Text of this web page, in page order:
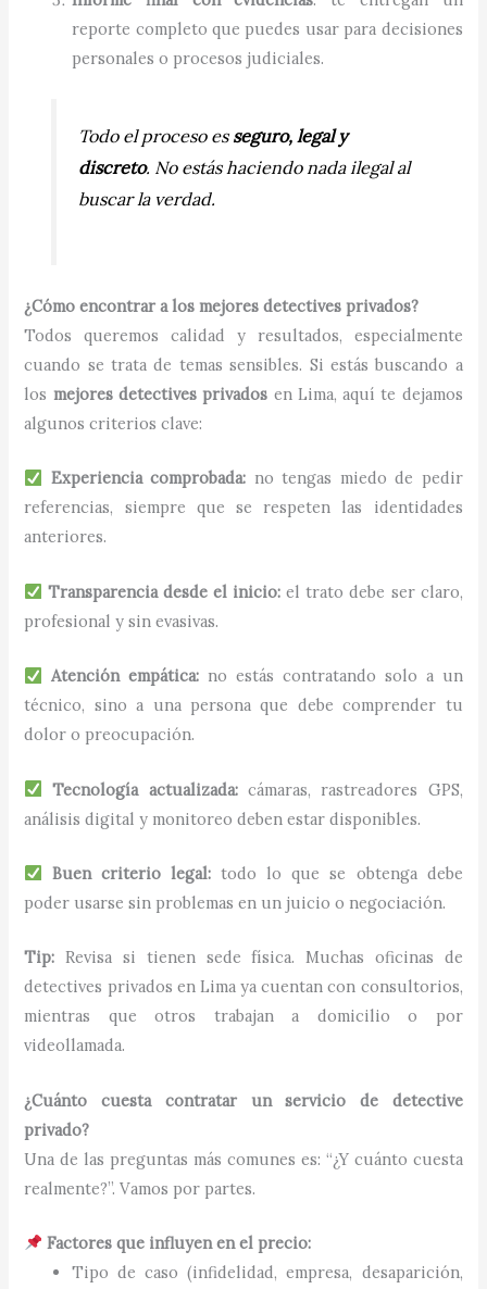
reporte completo que puedes usar para decisiones
personales o procesos judiciales.
Todo el proceso es seguro, legal y
discreto. No estás haciendo nada ilegal al
buscar la verdad.
¿Cómo encontrar a los mejores detectives privados?
Todos queremos calidad y resultados, especialmente
cuando se trata de temas sensibles. Si estás buscando a
los mejores detectives privados en Lima, aquí te dejamos
algunos criterios clave:
Experiencia comprobada: no tengas miedo de pedir
referencias, siempre que se respeten las identidades
anteriores.
Transparencia desde el inicio: el trato debe ser claro,
profesional y sin evasivas.
Atención empática:no estás contratando solo a un
técnico, sino a una persona que debe comprender tu
dolor o preocupación.
Tecnología actualizada:cámaras, rastreadores GPS,
análisis digital y monitoreo deben estar disponibles.
Buen criterio legal: todo lo que se obtenga debe
poder usarse sin problemas en un juicio o negociación.
Tip: Revisa si tienen sede física. Muchas oficinas de
detectives privados en Lima ya cuentan con consultorios,
mientras que otros trabajan a domicilio o por
videollamada.
¿Cuánto cuesta contratar un servicio de detective
privado?
Una de las preguntas más comunes es: “¿Y cuánto cuesta
realmente?”. Vamos por partes.
Factores que influyen en el precio:
Tipo de caso (infidelidad, empresa, desaparición,